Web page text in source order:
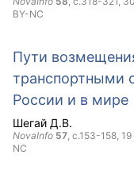
BY-NC
Пути
транспортными
России и в мире
Шегай Д.В.
NovaInfo 57, с.153-158, 19
NC